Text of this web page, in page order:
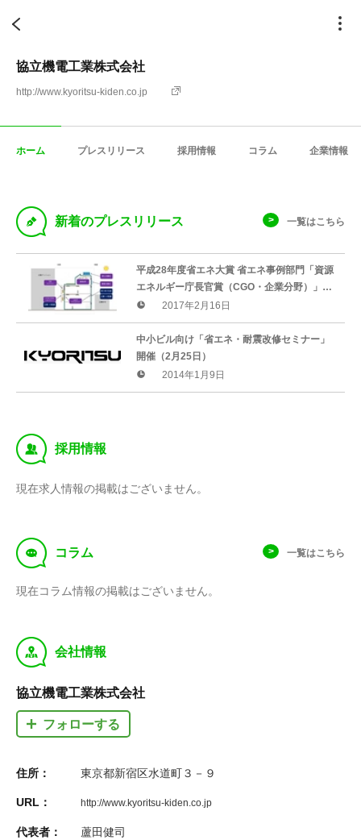
協立機電工業株式会社
http://www.kyoritsu-kiden.co.jp
ホーム プレスリリース 採用情報 コラム 企業情報
D 新着のプレスリリース 一覧はこちら
平成28年度省エネ大賞 省エネ事例部門「資源
エネルギー庁長官賞（CGO・企業分野）」受
賞「環境配慮型中小規模省エネビルの新設」
2017年2月16日
中小ビル向け「省エネ・耐震改修セミナー」
開催（2月25日）
2014年1月9日
‰ 採用情報
現在求人情報の掲載はございません。
f コラム 一覧はこちら
現在コラム情報の掲載はございません。
y 会社情報
協立機電工業株式会社
フォローする
住所： 東京都新宿区水道町３－９
URL： http://www.kyoritsu-kiden.co.jp
代表者： 蘆田健司